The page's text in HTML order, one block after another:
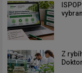
Z